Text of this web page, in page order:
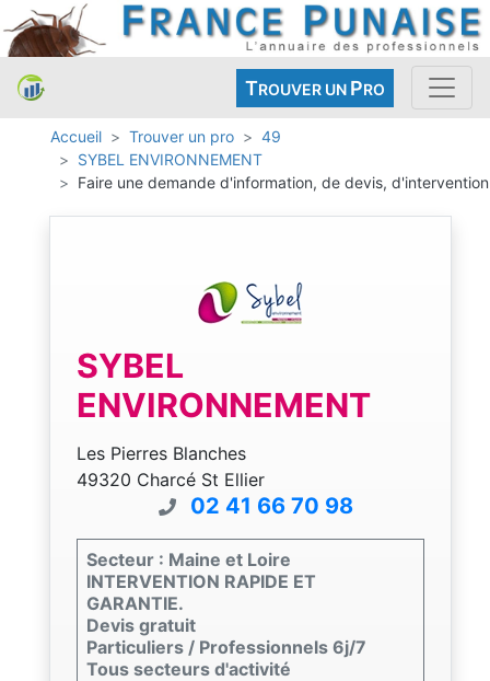
TROUVER UN PRO
Accueil Trouver un pro
49
SYBEL ENVIRONNEMENT
Faire une demande d'information, de devis, d'intervention
SYBEL
ENVIRONNEMENT
Les Pierres Blanches
49320 Charcé St Ellier
02 41 66 70 98
Secteur : Maine et Loire
INTERVENTION RAPIDE ET
GARANTIE.
Devis gratuit
Particuliers / Professionnels 6j/7
Tous secteurs d'activité